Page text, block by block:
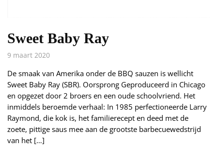
Sweet Baby Ray
9 maart 2020
De smaak van Amerika onder de BBQ sauzen is wellicht
Sweet Baby Ray (SBR). Oorsprong Geproduceerd in Chicago
en opgezet door 2 broers en een oude schoolvriend. Het
inmiddels beroemde verhaal: In 1985 perfectioneerde Larry
Raymond, die kok is, het familierecept en deed met de
zoete, pittige saus mee aan de grootste barbecuewedstrijd
van het […]